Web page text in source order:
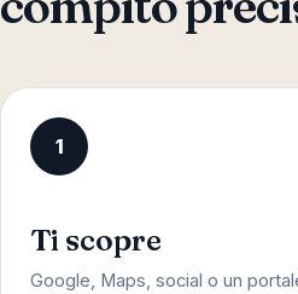
1
Ti scopre
Google, Maps, social o un